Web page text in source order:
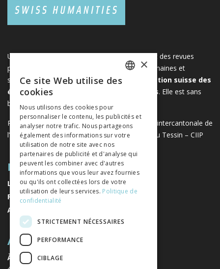
Une plateforme unique regroupant des livres et des revues
publiés par les éditeurs suisses de sciences humaines et
sociales. Libreo.ch est la propriété de l'
Association suisse des
éditeurs de sciences sociales et humaines. Elle est sans
but lucratif.www.editeurssuisses.ch
Projet réalisé avec le soutien de la Conférence intercantonale de
l’instruction publique de la Suisse romande et du Tessin – CIIP
PLAN DU SITE
LIVRES
REVUES
AUTEURS
A PROPOS
À PROPOS DE NOUS
ITALIAN
×
Ce site Web utilise des
cookies
Nous utilisons des cookies pour
personnaliser le contenu, les publicités et
analyser notre trafic. Nous partageons
également des informations sur votre
utilisation de notre site avec nos
partenaires de publicité et d'analyse qui
peuvent les combiner avec d'autres
informations que vous leur avez fournies
ou qu'ils ont collectées lors de votre
utilisation de leurs services. Politique de
confidentialité
STRICTEMENT NÉCESSAIRES
PERFORMANCE
CIBLAGE